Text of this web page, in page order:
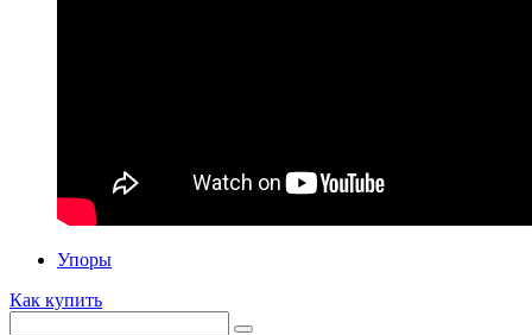
Упоры
Как купить